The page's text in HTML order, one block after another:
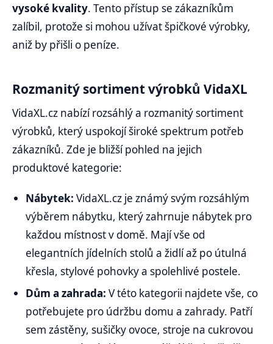
vysoké kvality. Tento přístup se zákazníkům
zalíbil, protože si mohou užívat špičkové výrobky,
aniž by přišli o peníze.
Rozmanitý sortiment výrobků VidaXL
VidaXL.cz nabízí rozsáhlý a rozmanitý sortiment
výrobků, který uspokojí široké spektrum potřeb
zákazníků. Zde je bližší pohled na jejich
produktové kategorie:
Nábytek:VidaXL.cz je známý svým rozsáhlým
výběrem nábytku, který zahrnuje nábytek pro
každou místnost v domě. Mají vše od
elegantních jídelních stolů a židlí až po útulná
křesla, stylové pohovky a spolehlivé postele.
Dům a zahrada:V této kategorii najdete vše, co
potřebujete pro údržbu domu a zahrady. Patří
sem zástěny, sušičky ovoce, stroje na cukrovou